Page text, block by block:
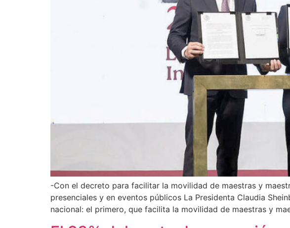
-Con el decreto para facilitar la movilidad de maestras y
presenciales y en eventos públicos La Presidenta Claudia
nacional: el primero, que facilita la movilidad de maestras y